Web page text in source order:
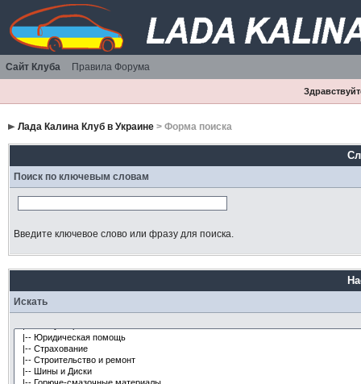
Сайт Клуба Правила Форума
Лада Калина Клуб в Украине> Форма поиска
Поиск по ключевым словам
Введите ключевое слово или фразу для поиска.
Искать